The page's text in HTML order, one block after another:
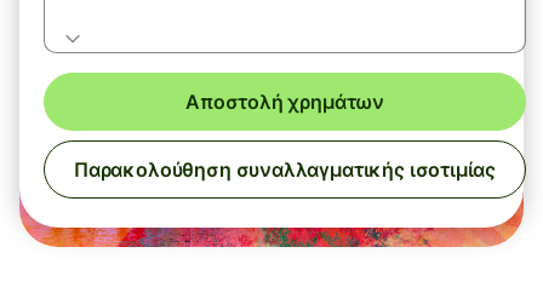
Αποστολή χρημάτων
Παρακολούθηση συναλλαγματικής ισοτιμίας